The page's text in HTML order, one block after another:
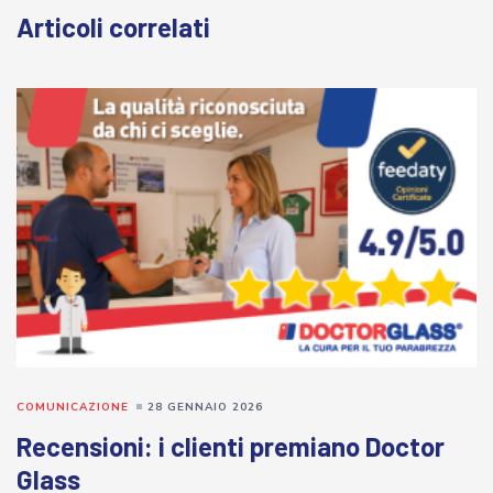
Articoli correlati
Recensioni: i clienti premiano Doctor
Glass
COMUNICAZIONE 28 GENNAIO 2026